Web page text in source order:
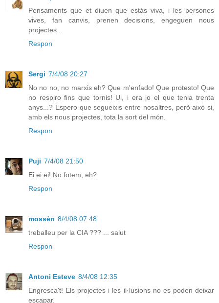
Pensaments que et diuen que estàs viva, i les persones
vives, fan canvis, prenen decisions, engeguen nous
projectes...
Respon
Sergi 7/4/08 20:27
No no no, no marxis eh? Que m'enfado! Que protesto! Que
no respiro fins que tornis! Ui, i era jo el que tenia trenta
anys...? Espero que segueixis entre nosaltres, però això si,
amb els nous projectes, tota la sort del món.
Respon
Puji 7/4/08 21:50
Ei ei ei! No fotem, eh?
Respon
mossèn 8/4/08 07:48
treballeu per la CIA ??? ... salut
Respon
Antoni Esteve 8/4/08 12:35
Engresca't! Els projectes i les il·lusions no es poden deixar
escapar.